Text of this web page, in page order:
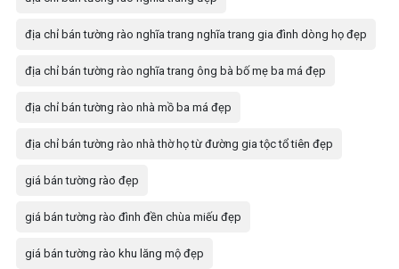
địa chỉ bán tường rào nghĩa trang nghĩa trang gia đình dòng họ đẹp
địa chỉ bán tường rào nghĩa trang ông bà bố mẹ ba má đẹp
địa chỉ bán tường rào nhà mồ ba má đẹp
địa chỉ bán tường rào nhà thờ họ từ đường gia tộc tổ tiên đẹp
giá bán tường rào đẹp
giá bán tường rào đình đền chùa miếu đẹp
giá bán tường rào khu lăng mộ đẹp